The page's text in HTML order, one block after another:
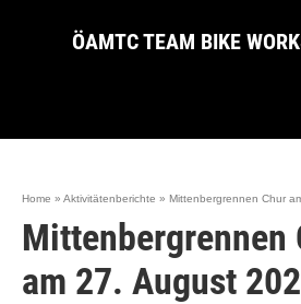
ÖAMTC TEAM BIKE
Home » Aktivitätenberichte » Mittenbergrennen Chur
Mittenbergrennen
am 27. August